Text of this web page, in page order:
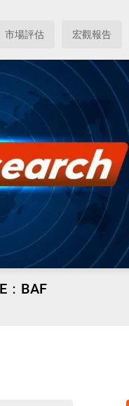
市場評估 宏觀報告
：BAF